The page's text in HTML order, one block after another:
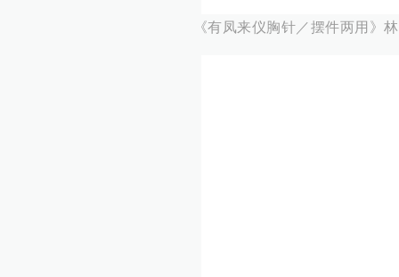
《有凤来仪胸针／摆件两用》